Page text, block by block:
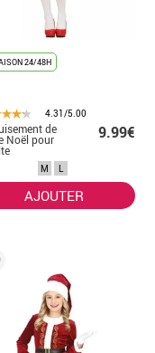
24/48H
4.31/5.00
de
Noël pour 9.99€
M L
AJOUTER